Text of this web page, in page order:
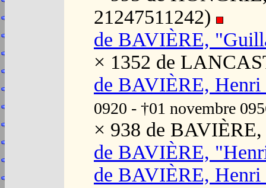
21247511242)
de BAVIÈRE,
× 1352 de
de BAVIÈRE, Henri
0920 - †01 novembre
× 938 de
de BAVIÈRE,
de BAVIÈRE,